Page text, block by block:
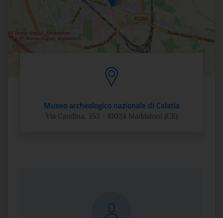
Museo archeologico nazionale di Calatia
Via Caudina, 353 - 81024 Maddaloni (CE)